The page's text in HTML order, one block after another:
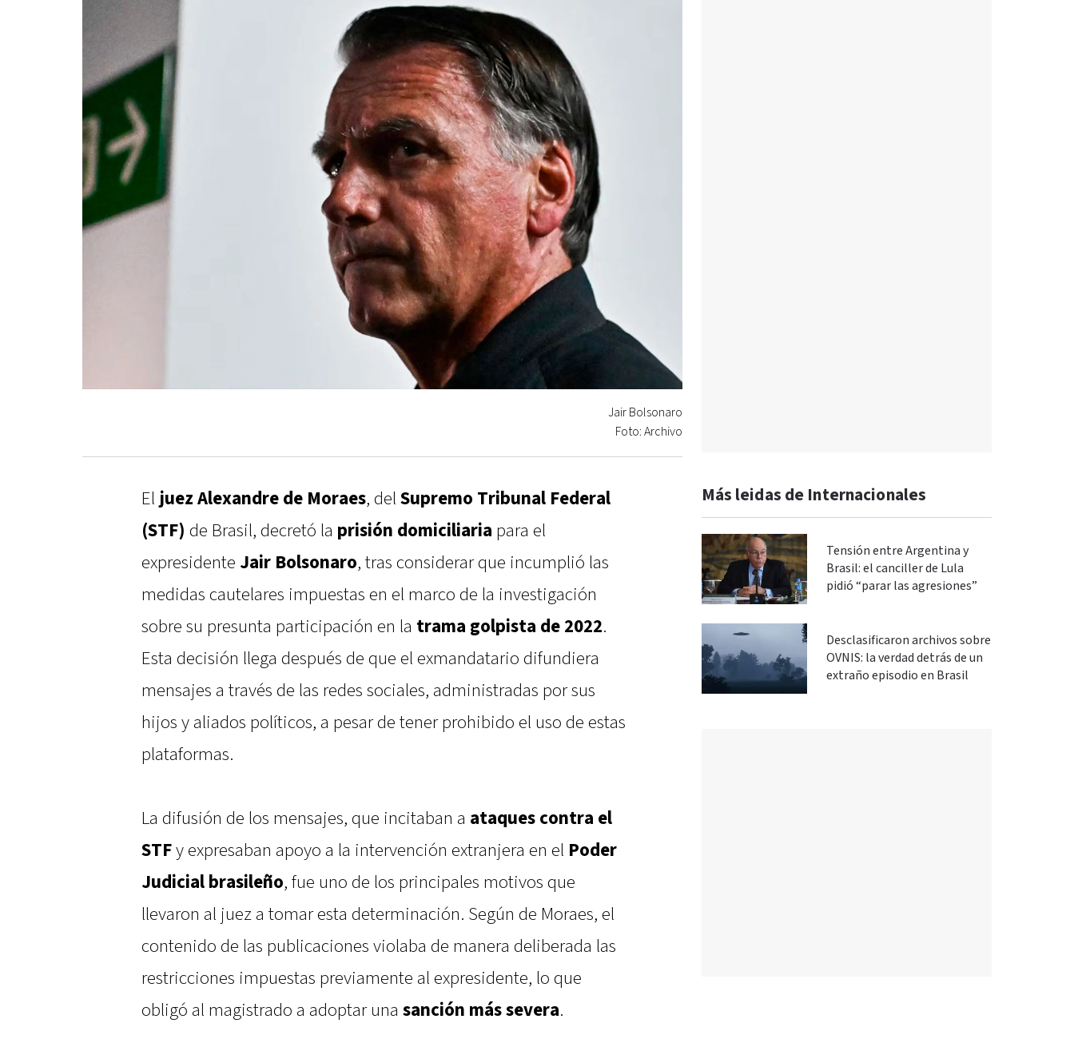
Jair Bolsonaro
Foto: Archivo
Eljuez Alexandre de Moraes, del Supremo Tribunal Federal
(STF) de Brasil, decretó la prisión domiciliaria para el
expresidente Jair Bolsonaro, tras considerar que incumplió las
medidas cautelares impuestas en el marco de la investigación
sobre su presunta participación en la trama golpista de 2022.
Esta decisión llega después de que el exmandatario difundiera
mensajes a través de las redes sociales, administradas por sus
hijos y aliados políticos, a pesar de tener prohibido el uso de estas
plataformas.
La difusión de los mensajes, que incitaban a ataques contra el
STFy expresaban apoyo a la intervención extranjera en el Poder
Judicial brasileño, fue uno de los principales motivos que
llevaron al juez a tomar esta determinación. Según de Moraes, el
contenido de las publicaciones violaba de manera deliberada las
restricciones impuestas previamente al expresidente, lo que
obligó al magistrado a adoptar una sanción más severa.
Más leidas de Internacionales
Tensión entre Argentina y
Brasil: el canciller de Lula
pidió “parar las agresiones”
Desclasificaron archivos sobre
OVNIS: la verdad detrás de un
extraño episodio en Brasil